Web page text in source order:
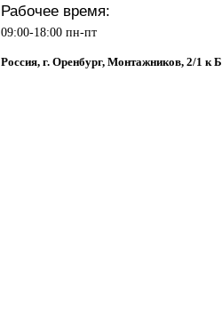
Рабочее время:
09:00-18:00 пн-пт
Россия, г. Оренбург, Монтажников, 2/1 к Б